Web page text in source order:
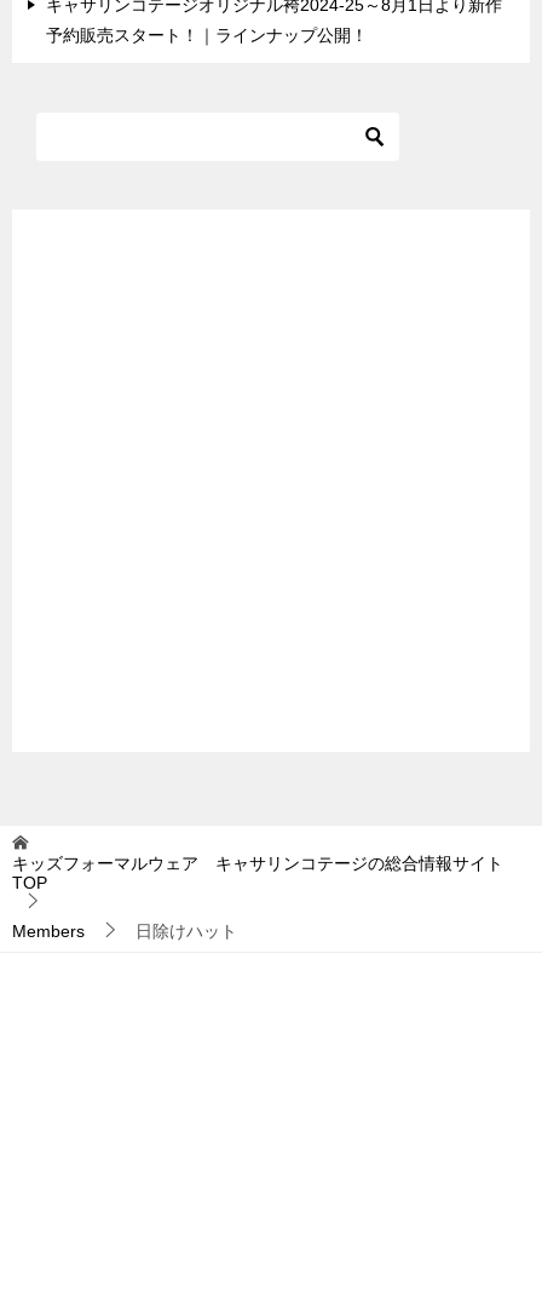
キャサリンコテージオリジナル袴2024-25～8月1日より新作
予約販売スタート！｜ラインナップ公開！
キッズフォーマルウェア キャサリンコテージの総合情報サイト
TOP
Members 日除けハット